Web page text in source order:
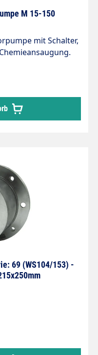
M 15-150
mit Schalter,
usw.
mm. max. 150 bar,
min,
69 (WS104/153) -